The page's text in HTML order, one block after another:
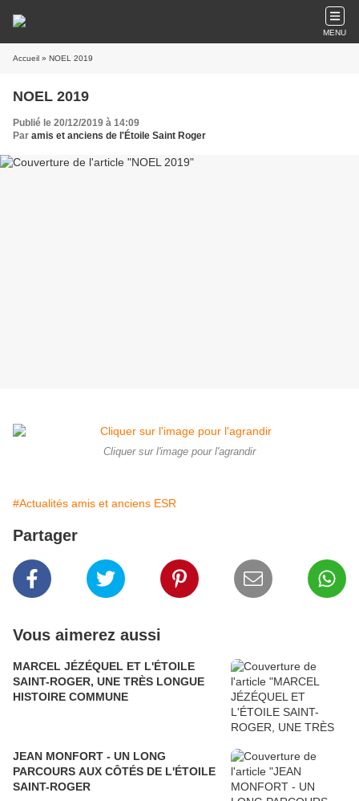
MENU
Accueil » NOEL 2019
NOEL 2019
Publié le 20/12/2019 à 14:09
Par amis et anciens de l'Étoile Saint Roger
Cliquer sur l'image pour l'agrandir
#Actualités amis et anciens ESR
Partager
Vous aimerez aussi
MARCEL JÉZÉQUEL ET L'ÉTOILE
SAINT-ROGER, UNE TRÈS LONGUE
HISTOIRE COMMUNE
JEAN MONFORT - UN LONG
PARCOURS AUX CÔTÉS DE L'ÉTOILE
SAINT-ROGER